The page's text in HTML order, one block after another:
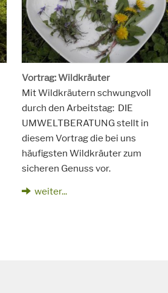
Vortrag: Wildkräuter
Mit Wildkräutern schwungvoll
durch den Arbeitstag: DIE
UMWELTBERATUNG stellt in
diesem Vortrag die bei uns
häufigsten Wildkräuter zum
sicheren Genuss vor.
weiter...